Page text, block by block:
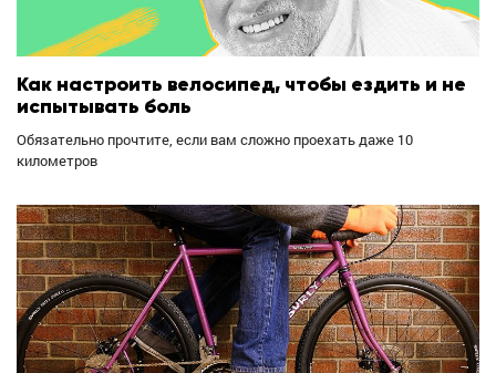
Как настроить велосипед, чтобы ездить и не
испытывать боль
Обязательно прочтите, если вам сложно проехать даже 10
километров